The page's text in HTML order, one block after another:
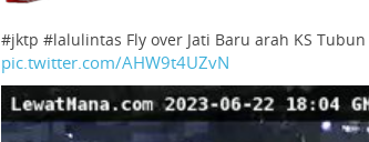
#jktp #lalulintas Fly over Jati Baru arah KS
pic.twitter.com/AHW9t4UZvN